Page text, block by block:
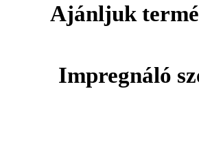
Ajánljuk
Impregnáló